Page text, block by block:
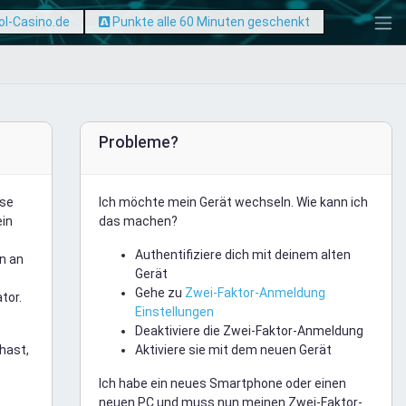
Casino.de Punkte alle 60 Minuten geschenkt
an
Probleme?
Ich möchte mein Gerät wechseln. Wie kann ich
das machen?
Authentifiziere dich mit deinem alten
Gerät
Gehe zu Zwei-Faktor-Anmeldung
Einstellungen
Deaktiviere die Zwei-Faktor-Anmeldung
Aktiviere sie mit dem neuen Gerät
Ich habe ein neues Smartphone oder einen
neuen PC und muss nun meinen Zwei-Faktor-